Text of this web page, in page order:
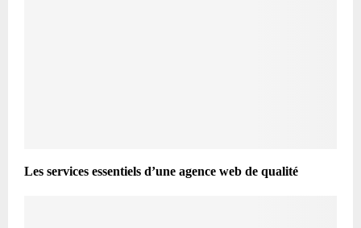
Les services essentiels d’une agence web de qualité